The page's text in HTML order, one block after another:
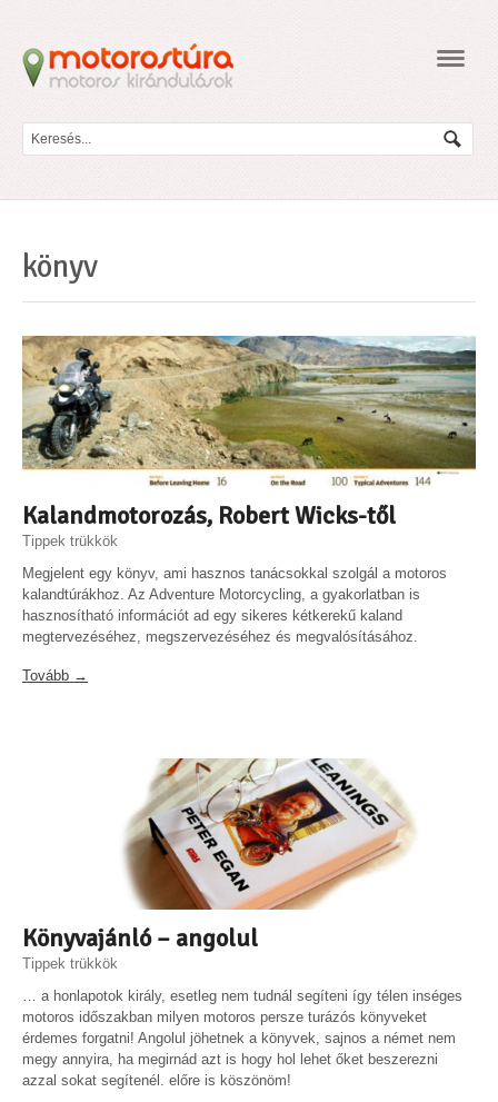
könyv
Kalandmotorozás, Robert Wicks-től
Tippek trükkök
Megjelent egy könyv, ami hasznos tanácsokkal szolgál a motoros
kalandtúrákhoz. Az Adventure Motorcycling, a gyakorlatban is
hasznosítható információt ad egy sikeres kétkerekű kaland
megtervezéséhez, megszervezéséhez és megvalósításához.
Tovább →
Könyvajánló – angolul
Tippek trükkök
… a honlapotok király, esetleg nem tudnál segíteni így télen inséges
motoros időszakban milyen motoros persze turázós könyveket
érdemes forgatni! Angolul jöhetnek a könyvek, sajnos a német nem
megy annyira, ha megirnád azt is hogy hol lehet őket beszerezni
azzal sokat segítenél. előre is köszönöm!